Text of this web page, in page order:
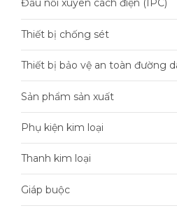
Đầu nối xuyên cách điện (IPC)
Thiết bị chống sét
Thiết bị bảo vệ an toàn đường
Sản phẩm sản xuất
Phụ kiện kim loại
Thanh kim loại
Giáp buộc